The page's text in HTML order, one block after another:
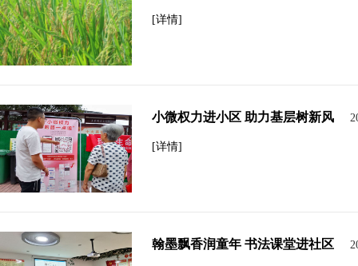
[详情]
小微权力进小区 助力基层树新风
[详情]
翰墨飘香润童年 书法课堂进社区